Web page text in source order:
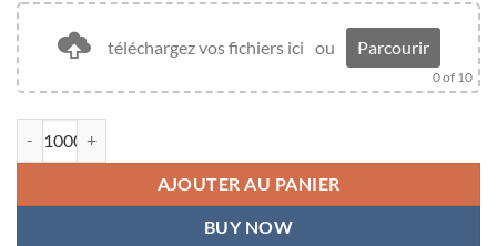
téléchargez vos fichiers ici ou Parcourir
0of 10
AJOUTER AU PANIER
BUY NOW